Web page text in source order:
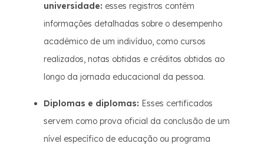
universidade: esses registros contêm
informações detalhadas sobre o desempenho
acadêmico de um indivíduo, como cursos
realizados, notas obtidas e créditos obtidos ao
longo da jornada educacional da pessoa.
Diplomas e diplomas: Esses certificados
servem como prova oficial da conclusão de um
nível específico de educação ou programa